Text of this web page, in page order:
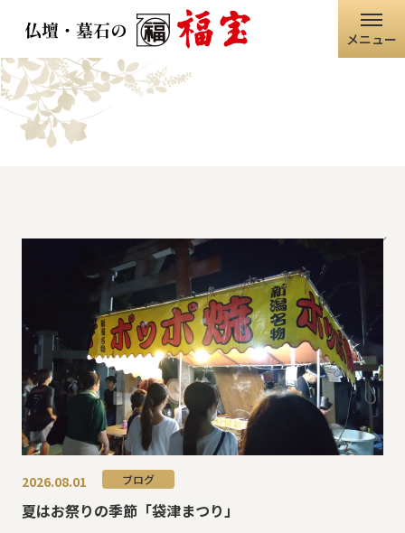
メニュー
仏壇・仏具
墓石・石碑
職人の技術
寺院・神社
霊苑・墓地・樹木葬
お客様の声
ホーム
2026.08.01 ブログ
夏はお祭りの季節「袋津まつり」